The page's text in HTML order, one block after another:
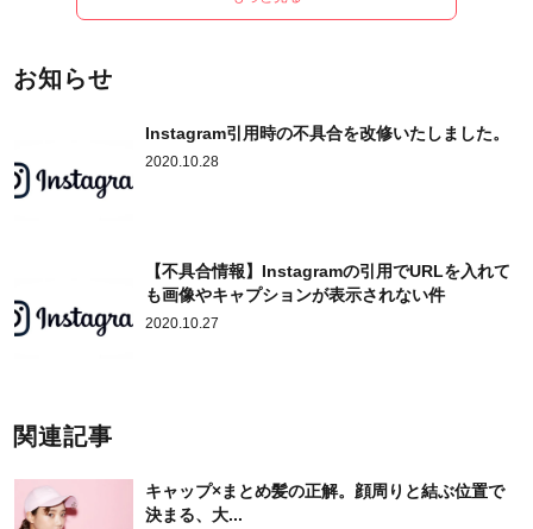
お知らせ
Instagram引用時の不具合を改修いたしました。
2020.10.28
【不具合情報】Instagramの引用でURLを入れて
も画像やキャプションが表示されない件
2020.10.27
関連記事
キャップ×まとめ髪の正解。顔周りと結ぶ位置で
決まる、大...